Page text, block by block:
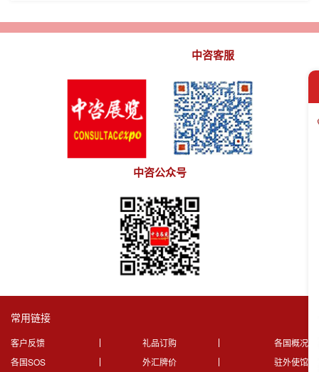
中咨客服
中咨公众号
常用链接
客户反馈 礼品订购
各国概况
各国SOS
外汇牌价 驻外使馆